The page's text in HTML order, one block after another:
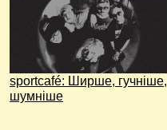
sportcafé: Ширше, гучніше,
шумніше